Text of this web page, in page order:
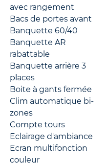
avec rangement
Bacs de portes avant
Banquette 60/40
Banquette AR
rabattable
Banquette arrière 3
places
Boite à gants fermée
Clim automatique bi-
zones
Compte tours
Eclairage d'ambiance
Ecran multifonction
couleur